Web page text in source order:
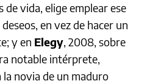
de vida, elige emplear ese
en vez de hacer un
y en Elegy, 2008, sobre
notable intérprete,
la novia de un maduro